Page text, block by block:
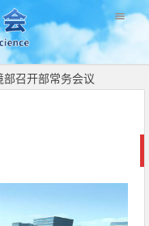
部召开部常务会议